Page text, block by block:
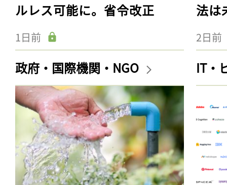
ルレス可能に。省令改正
1日前
法は
2日前
政府・国際機関・NGO IT・